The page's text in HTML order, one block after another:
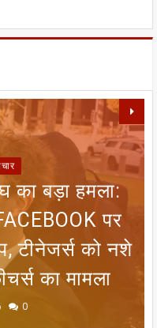
ऑनलाइन
ने निकाला
को मिलेगी बड़ी
0
का बड़ा हमला:
पर
टीनेजर्स को नशे
का मामला
0
तो क्या भारतीय
गुवाहाटी हाई
समझिए
0
ब्रेक! 25 जून
8 राज्यों में लू
0
तालाब पर संकट:
से सीतामढ़ी की
में
0